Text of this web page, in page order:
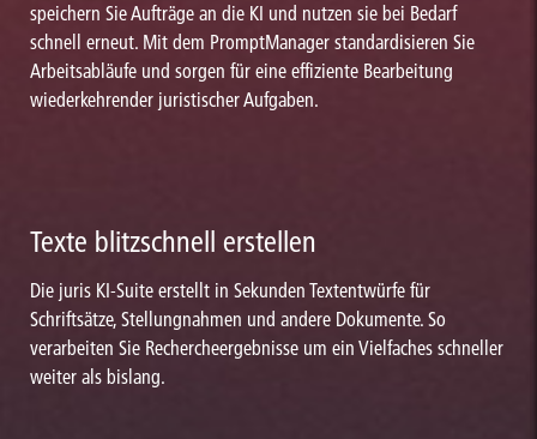
speichern Sie Aufträge an die KI und nutzen sie bei Bedarf
schnell erneut. Mit dem PromptManager standardisieren Sie
Arbeitsabläufe und sorgen für eine effiziente Bearbeitung
wiederkehrender juristischer Aufgaben.
Texte blitzschnell erstellen
Die juris KI-Suite erstellt in Sekunden Textentwürfe für
Schriftsätze, Stellungnahmen und andere Dokumente. So
verarbeiten Sie Rechercheergebnisse um ein Vielfaches schneller
weiter als bislang.